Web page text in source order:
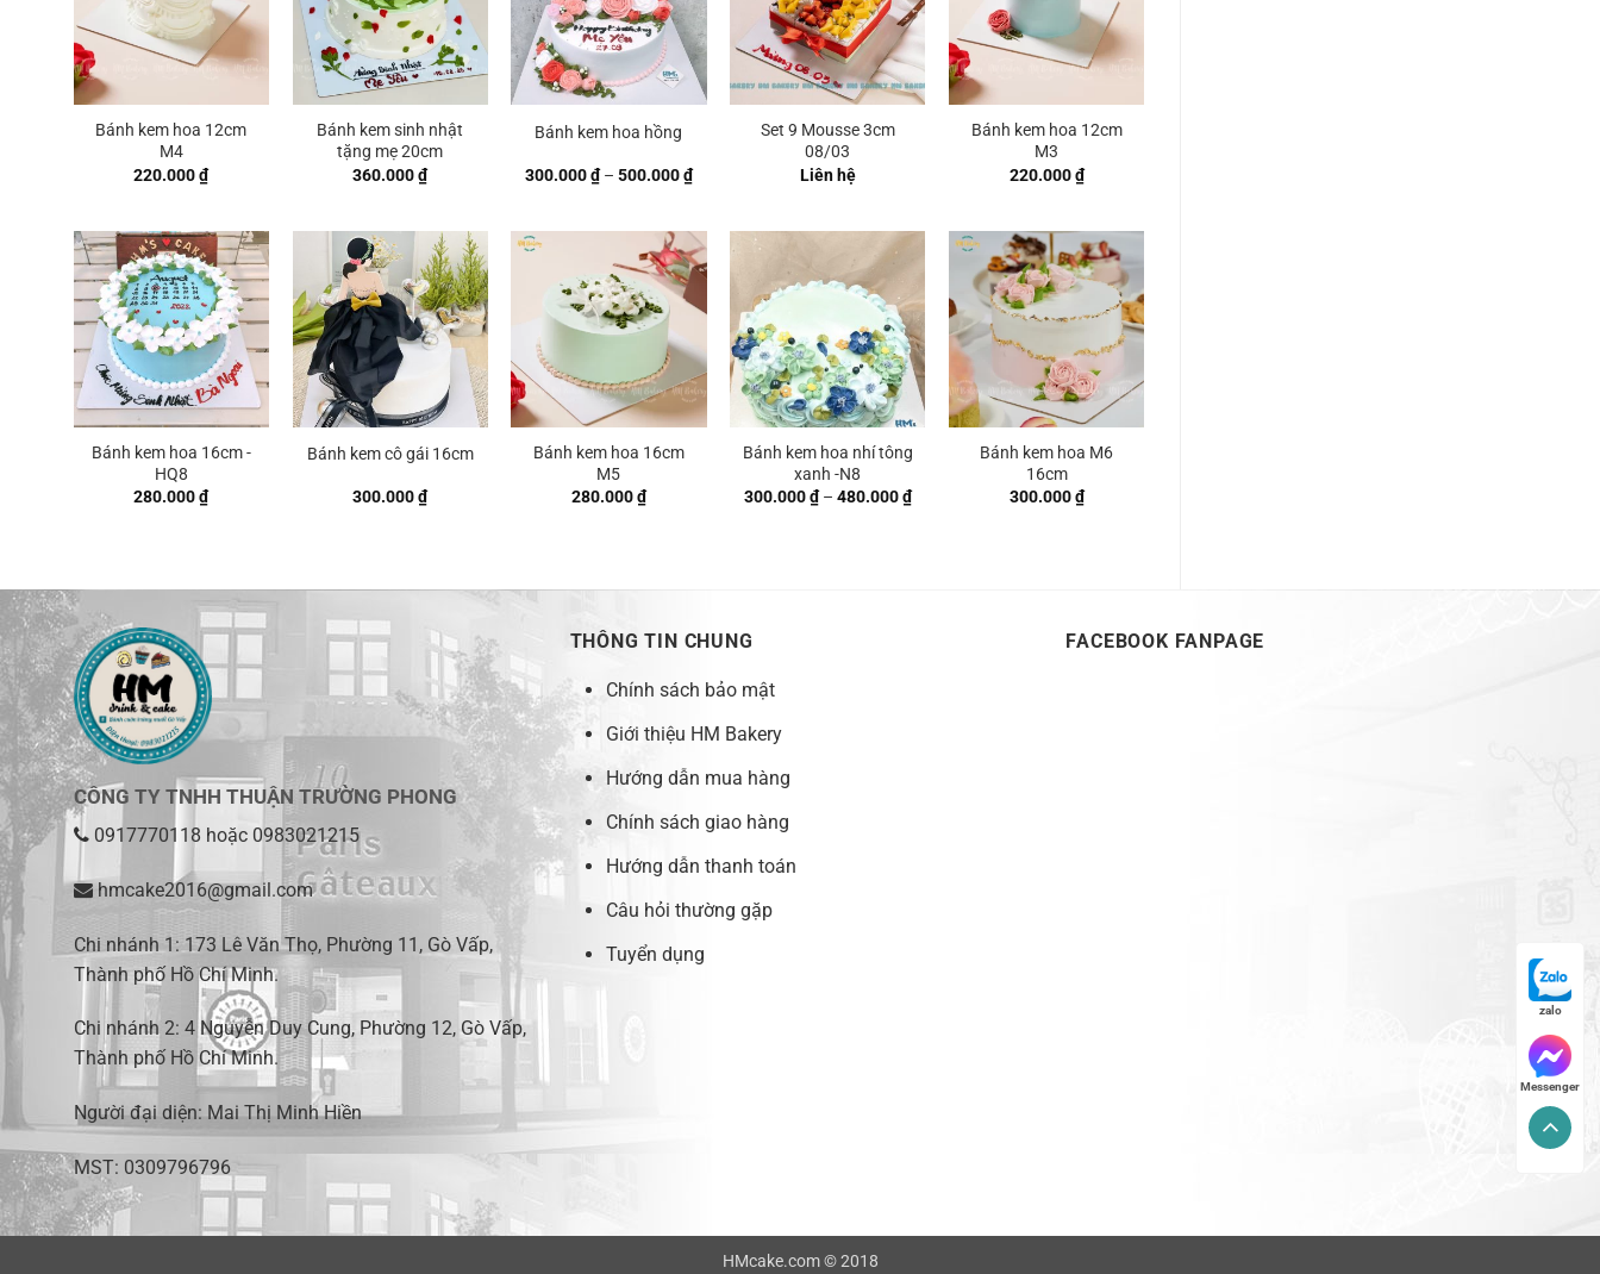
Bánh kem hoa 12cm
M4
220.000₫
Bánh kem sinh nhật
tặng mẹ 20cm
360.000₫
Bánh kem hoa hồng
300.000₫ – 500.000₫Khoảng
giá:
đến
500.000 ₫
Set 9 Mousse 3cm
08/03
Liên hệ
Bánh kem hoa 12cm
M3
220.000₫
Bánh kem hoa 16cm -
HQ8
280.000₫
Bánh kem cô gái 16cm
300.000₫
Bánh kem hoa 16cm
M5
280.000₫
Bánh kem hoa nhí tông
xanh -N8
300.000₫ – 480.000₫Khoảng
giá:
Bánh kem hoa M6
16cm
300.000₫
CÔNG TY TNHH THUẬN TRƯỜNG PHONG
0917770118 hoặc 0983021215
hmcake2016@gmail.com
Chi nhánh 1: 173 Lê Văn Thọ, Phường 11, Gò Vấp,
Thành phố Hồ Chí Minh.
Chi nhánh 2: 4 Nguyễn Duy Cung, Phường 12, Gò Vấp,
Thành phố Hồ Chí Minh.
Người đại diện: Mai Thị Minh Hiền
MST: 0309796796
THÔNG TIN CHUNG
Chính sách bảo mật
Giới thiệu HM Bakery
Hướng dẫn mua hàng
Chính sách giao hàng
Hướng dẫn thanh toán
Câu hỏi thường gặp
Tuyển dụng
FACEBOOK FANPAGE
HMcake.com © 2018
zalo
Messenger